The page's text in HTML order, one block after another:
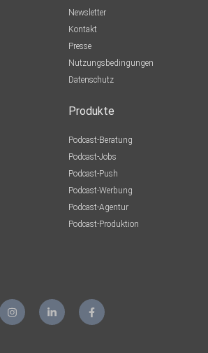
Newsletter
Kontakt
Presse
Nutzungsbedingungen
Datenschutz
Produkte
Podcast-Beratung
Podcast-Jobs
Podcast-Push
Podcast-Werbung
Podcast-Agentur
Podcast-Produktion